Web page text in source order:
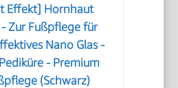
Effekt] Hornhaut
Zur Fußpflege für
Nano Glas -
- Premium
(Schwarz)